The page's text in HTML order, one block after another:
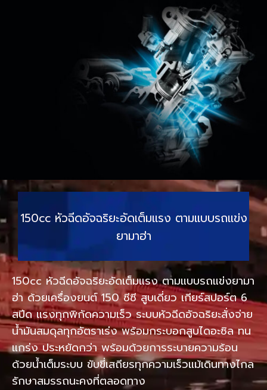
150cc หัวฉีดอัจฉริยะอัดเต็มแรง ตามแบบรถแข่ง
ยามาฮ่า
150cc หัวฉีดอัจฉริยะอัดเต็มแรง ตามแบบรถแข่งยามา
ฮ่า ด้วยเครื่องยนต์ 150 ซีซี สูบเดี่ยว เกียร์สปอร์ต 6
สปีด แรงทุกพิกัดความเร็ว ระบบหัวฉีดอัจฉริยะสั่งจ่าย
น้ำมันสมดุลทุกอัตราเร่ง พร้อมกระบอกสูบไดอะซิล ทน
แกร่ง ประหยัดกว่า พร้อมด้วยการระบายความร้อน
ด้วยน้ำเต็มระบบ ขับขี่เสถียรทุกความเร็วแม้เดินทางไกล
รักษาสมรรถนะคงที่ตลอดทาง